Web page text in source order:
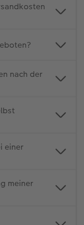
nach der
einer
meiner